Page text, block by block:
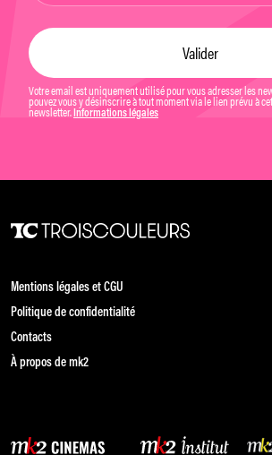
Votre email est uniquement utilisé pour vous adresser les
pouvez vous y désinscrire à tout moment via le lien prévu à
newsletter. Informations légales
Mentions légales et CGU
Politique de confidentialité
Contacts
À propos de mk2